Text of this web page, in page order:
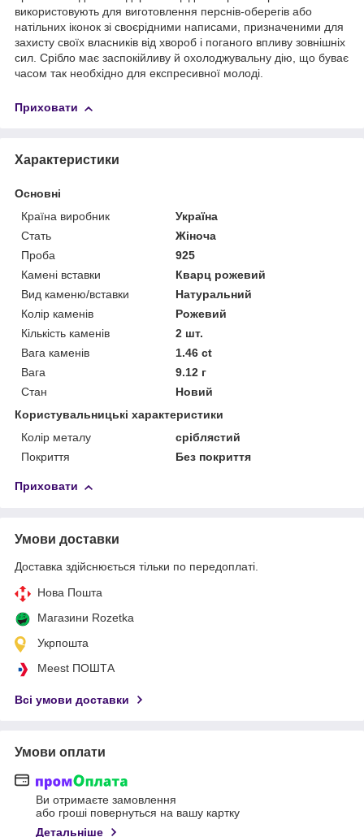
використовують для виготовлення перснів-оберегів або
натільних іконок зі своєрідними написами, призначеними для
захисту своїх власників від хвороб і поганого впливу зовнішніх
сил. Срібло має заспокійливу й охолоджувальну дію, що буває
часом так необхідно для експресивної молоді.
Приховати
Характеристики
Основні
Країна виробник
Україна
Стать
Жіноча
Проба
925
Камені вставки
Кварц рожевий
Вид каменю/вставки
Натуральний
Колір каменів
Рожевий
Кількість каменів
2 шт.
Вага каменів
1.46 ct
Вага
9.12 г
Стан
Новий
Користувальницькі характеристики
Колір металу
сріблястий
Покриття
Без покриття
Приховати
Умови доставки
Доставка здійснюється тільки по передоплаті.
Нова Пошта
Магазини Rozetka
Укрпошта
Meest ПОШТА
Всі умови доставки
Умови оплати
Ви отримаєте замовлення
або гроші повернуться на вашу картку
Детальніше